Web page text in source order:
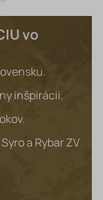
vo
inšpirácii.
a Rybar ZV